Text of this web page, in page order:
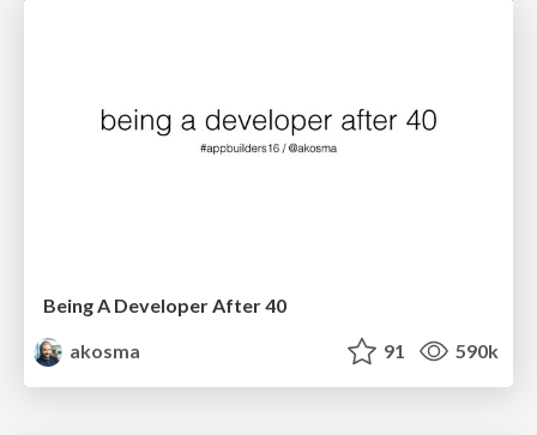
Being A Developer After 40
akosma
91 590k